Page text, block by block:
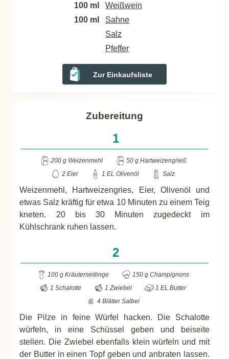
100 ml
Weißwein
100 ml
Sahne
Salz
Pfeffer
Zur Einkaufsliste
Zubereitung
200 g Weizenmehl
50 g Hartweizengrieß
2 Eier
1 EL Olivenöl Salz
Weizenmehl, Hartweizengries, Eier, Olivenöl und
etwas Salz kräftig für etwa 10 Minuten zu einem Teig
kneten. 20 bis 30 Minuten zugedeckt im
Kühlschrank ruhen lassen.
100 g Kräuterseitlinge
150 g Champignons
1 Schalotte
1 Zwiebel
1 EL Butter
4 Blätter Salbei
Die Pilze in feine Würfel hacken. Die Schalotte
würfeln, in eine Schüssel geben und beiseite
stellen. Die Zwiebel ebenfalls klein würfeln und mit
der Butter in einen Topf geben und anbraten lassen.